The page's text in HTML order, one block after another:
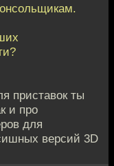
приставок ты
и про
для
версий 3D